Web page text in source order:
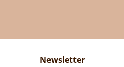
Newsletter